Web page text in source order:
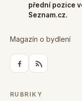
přední pozice
Seznam.cz.
Magazín o bydlení
RUBRIKY